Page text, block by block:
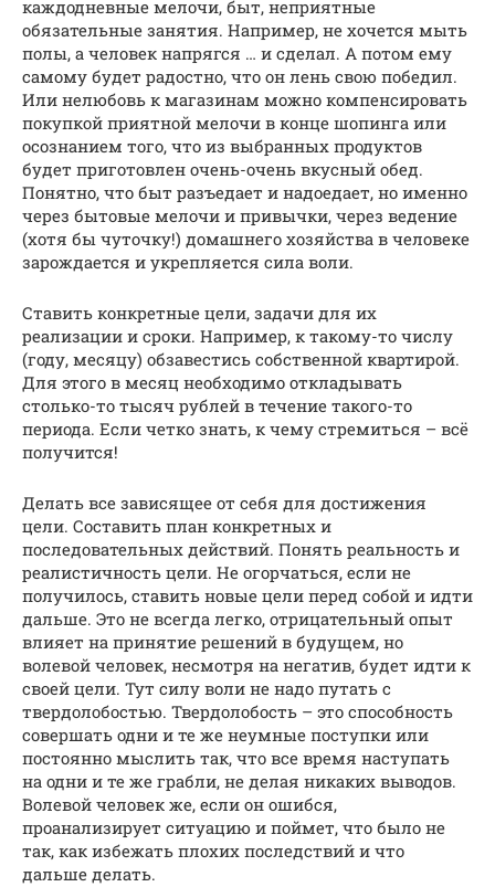
каждодневные мелочи, быт, неприятные
обязательные занятия. Например, не хочется мыть
полы, а человек напрягся … и сделал. А потом ему
самому будет радостно, что он лень свою победил.
Или нелюбовь к магазинам можно компенсировать
покупкой приятной мелочи в конце шопинга или
осознанием того, что из выбранных продуктов
будет приготовлен очень-очень вкусный обед.
Понятно, что быт разъедает и надоедает, но именно
через бытовые мелочи и привычки, через ведение
(хотя бы чуточку!) домашнего хозяйства в человеке
зарождается и укрепляется сила воли.
Ставить конкретные цели, задачи для их
реализации и сроки. Например, к такому-то числу
(году, месяцу) обзавестись собственной квартирой.
Для этого в месяц необходимо откладывать
столько-то тысяч рублей в течение такого-то
периода. Если четко знать, к чему стремиться – всё
получится!
Делать все зависящее от себя для достижения
цели. Составить план конкретных и
последовательных действий. Понять реальность и
реалистичность цели. Не огорчаться, если не
получилось, ставить новые цели перед собой и идти
дальше. Это не всегда легко, отрицательный опыт
влияет на принятие решений в будущем, но
волевой человек, несмотря на негатив, будет идти к
своей цели. Тут силу воли не надо путать с
твердолобостью. Твердолобость – это способность
совершать одни и те же неумные поступки или
постоянно мыслить так, что все время наступать
на одни и те же грабли, не делая никаких выводов.
Волевой человек же, если он ошибся,
проанализирует ситуацию и поймет, что было не
так, как избежать плохих последствий и что
дальше делать.